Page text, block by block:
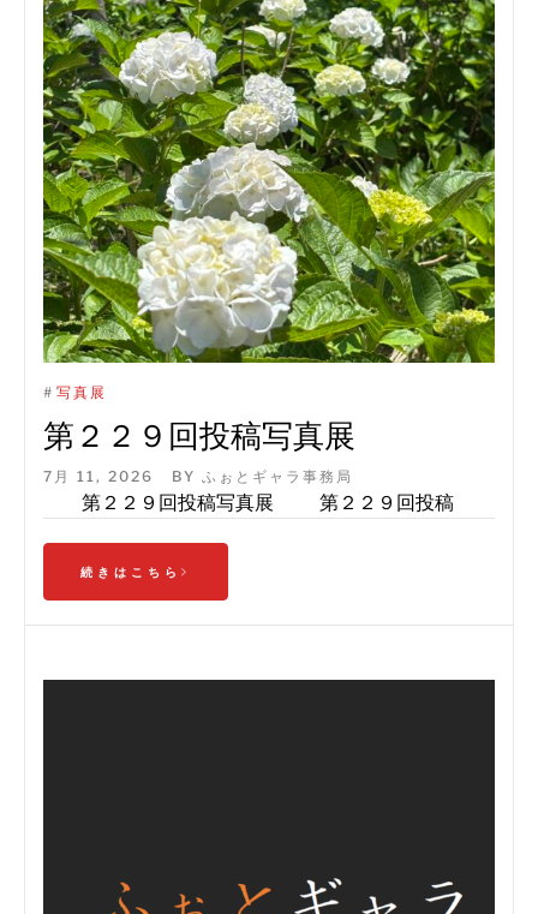
# 写真展
第２２９回投稿写真展
7月 11, 2026 BY ふぉとギャラ事務局
第２２９回投稿写真展 第２２９回投稿
続きはこちら